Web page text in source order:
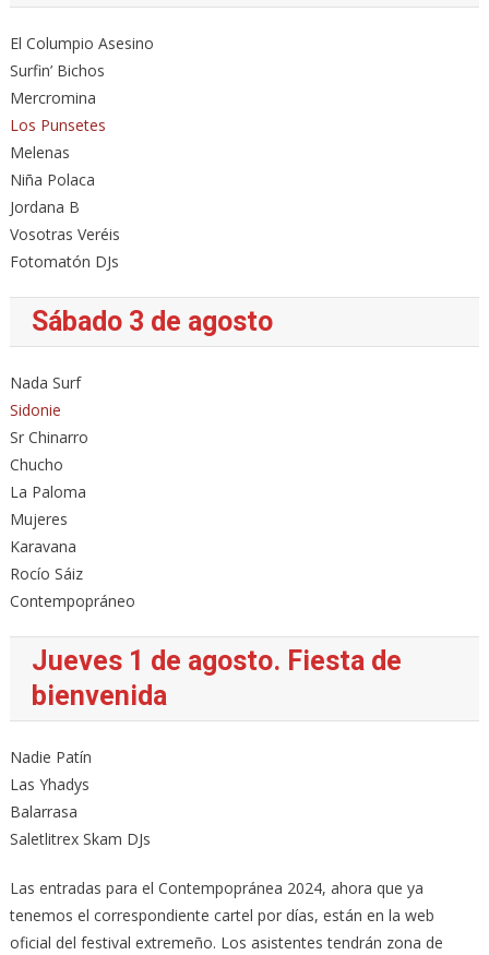
El Columpio Asesino
Surfin’ Bichos
Mercromina
Los Punsetes
Melenas
Niña Polaca
Jordana B
Vosotras Veréis
Fotomatón DJs
Sábado 3 de agosto
Nada Surf
Sidonie
Sr Chinarro
Chucho
La Paloma
Mujeres
Karavana
Rocío Sáiz
Contempopráneo
Jueves 1 de agosto. Fiesta de
bienvenida
Nadie Patín
Las Yhadys
Balarrasa
Saletlitrex Skam DJs
Las entradas para el Contempopránea 2024, ahora que ya
tenemos el correspondiente cartel por días, están en la web
oficial del festival extremeño. Los asistentes tendrán zona de